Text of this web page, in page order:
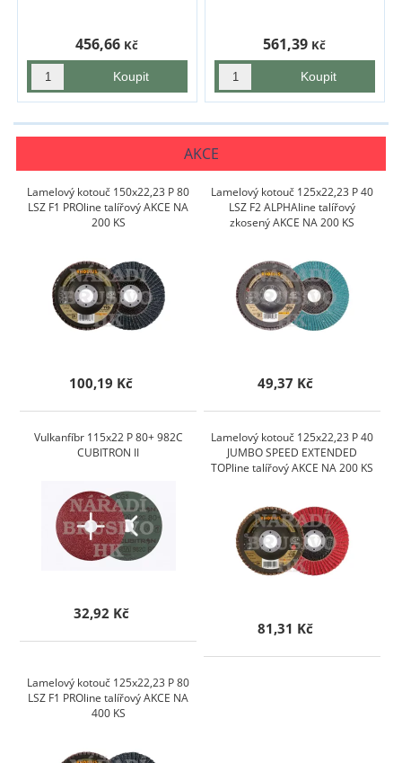
456,66 Kč 561,39 Kč
AKCE
Lamelový kotouč 150x22,23 P 80
LSZ F1 PROline talířový AKCE NA
200 KS
100,19 Kč
Lamelový kotouč 125x22,23 P 40
LSZ F2 ALPHAline talířový
zkosený AKCE NA 200 KS
49,37 Kč
Vulkanfíbr 115x22 P 80+ 982C
CUBITRON II
32,92 Kč
Lamelový kotouč 125x22,23 P 40
JUMBO SPEED EXTENDED
TOPline talířový AKCE NA 200 KS
81,31 Kč
Lamelový kotouč 125x22,23 P 80
LSZ F1 PROline talířový AKCE NA
400 KS